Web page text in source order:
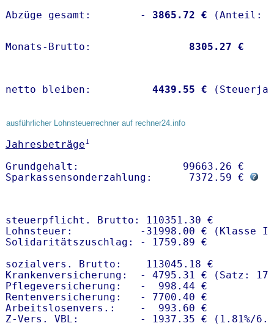
Abzüge gesamt:        -
3865.72 €
Monats-Brutto: 8305.27 €
netto bleiben: 4439.55 €
ausführlicher Lohnsteuerrechner auf rechner24.info
Jahresbeträge1
Grundgehalt:                 99663.26 €
Sparkassensonderzahlung:      7372.59 €
steuerpflicht. Brutto: 110351.30 €
Lohnsteuer:           -31998.00 € (Klasse I)
Solidaritätszuschlag: - 1759.89 €
sozialvers. Brutto:    113045.18 €
Krankenversicherung:  - 4795.31 € (Satz:
Pflegeversicherung:   -  998.44 €
Rentenversicherung:   - 7700.40 €
Arbeitslosenvers.:    -  993.60 €
Z-Vers. VBL:          - 1937.35 € ( 1.81%/